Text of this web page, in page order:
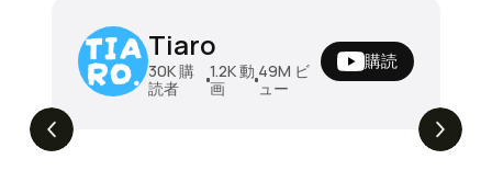
Tiaro
30K購
読者
1.2K動
画
49M ビ
ュー
購読
ソファベッド 折りたたみソファベッド ダ
ブル 木製フレーム クッション付き 幅196
cm ベッド兼用 2人掛け 来客用 リビング
寝椅子 安定感 北欧風 シンプル 新生活 家
¥196780
昼はソファ、夜はベッド。毎日ちょうどいい